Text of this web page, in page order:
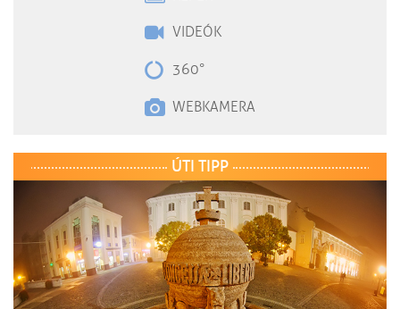
VIDEÓK
360°
WEBKAMERA
ÚTI TIPP